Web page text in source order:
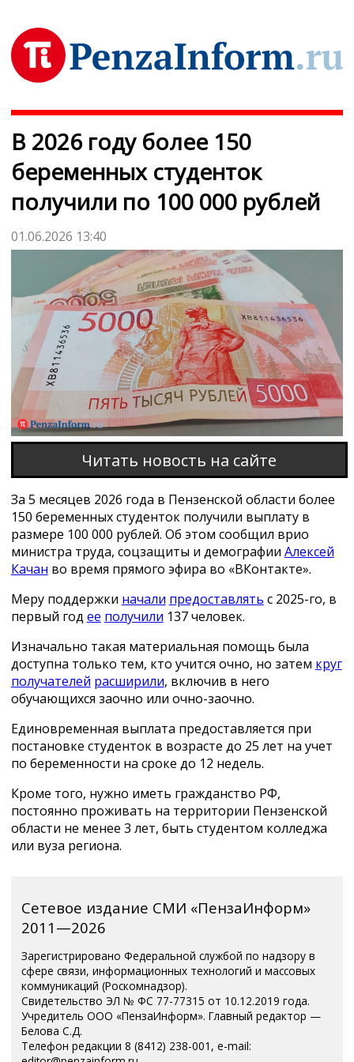
В 2026 году более 150
беременных студенток
получили по 100 000 рублей
01.06.2026 13:40
Читать новость на сайте
За 5 месяцев 2026 года в Пензенской области более
150 беременных студенток получили выплату в
размере 100 000 рублей. Об этом сообщил врио
министра труда, соцзащиты и демографии Алексей
Качан во время прямого эфира во «ВКонтакте».
Меру поддержки начали предоставлять с 2025-го, в
первый год ее получили 137 человек.
Изначально такая материальная помощь была
доступна только тем, кто учится очно, но затем круг
получателей расширили, включив в него
обучающихся заочно или очно-заочно.
Единовременная выплата предоставляется при
постановке студенток в возрасте до 25 лет на учет
по беременности на сроке до 12 недель.
Кроме того, нужно иметь гражданство РФ,
постоянно проживать на территории Пензенской
области не менее 3 лет, быть студентом колледжа
или вуза региона.
Сетевое издание СМИ «ПензаИнформ»
2011—2026
Зарегистрировано Федеральной службой по надзору в
сфере связи, информационных технологий и массовых
коммуникаций (Роскомнадзор).
Свидетельство ЭЛ № ФС 77-77315 от 10.12.2019 года.
Учредитель ООО «ПензаИнформ». Главный редактор —
Белова С.Д.
Телефон редакции 8 (8412) 238-001, e-mail: